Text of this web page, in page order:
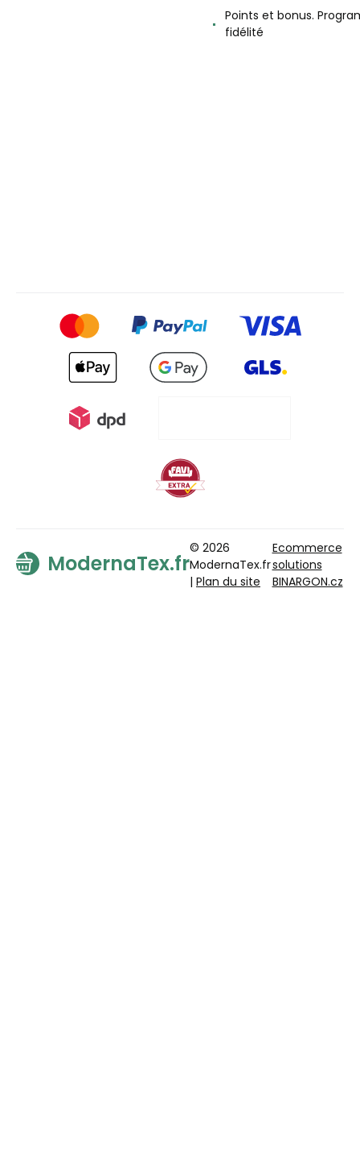
Points et bonus.
fidélité
ModernaTex.fr
© 2026
ModernaTex.fr
| Plan du site
Ecommerce
solutions
BINARGON.cz